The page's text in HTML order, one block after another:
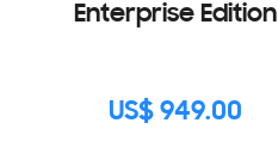
Enterprise Edition
US$ 949.00